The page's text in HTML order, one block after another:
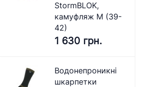
StormBLOK,
камуфляж M (39-
42)
1 630 грн.
Водонепроникні
шкарпетки